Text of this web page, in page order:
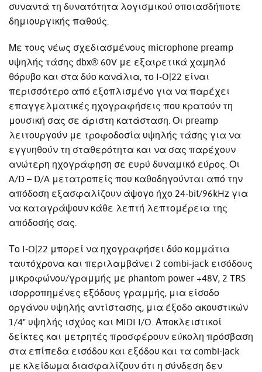
συναντά τη δυνατότητα λογισμικού οποιασδήποτε
δημιουργικής παθούς.
Με τους νέως σχεδιασμένους microphone preamp
υψηλής τάσης dbx® 60V με εξαιρετικά χαμηλό
θόρυβο και στα δύο κανάλια, το I-O|22 είναι
περισσότερο από εξοπλισμένο για να παρέχει
επαγγελματικές ηχογραφήσεις που κρατούν τη
μουσική σας σε άριστη κατάσταση. Οι preamp
λειτουργούν με τροφοδοσία υψηλής τάσης για να
εγγυηθούν τη σταθερότητα και να σας παρέχουν
ανώτερη ηχογράφηση σε ευρύ δυναμικό εύρος. Οι
A/D – D/A μετατροπείς που καθοδηγούνται από την
απόδοση εξασφαλίζουν άψογο ήχο 24-bit/96kHz για
να καταγράψουν κάθε λεπτή λεπτομέρεια της
απόδοσής σας.
Το I-O|22 μπορεί να ηχογραφήσει δύο κομμάτια
ταυτόχρονα και περιλαμβάνει 2 combi-jack εισόδους
μικροφώνου/γραμμής με phantom power +48V, 2 TRS
ισορροπημένες εξόδους γραμμής, μια είσοδο
οργάνου υψηλής αντίστασης, μια έξοδο ακουστικών
1/4" υψηλής ισχύος και MIDI I/O. Αποκλειστικοί
δείκτες και μετρητές προσφέρουν εύκολη πρόσβαση
στα επίπεδα εισόδου και εξόδου και τα combi-jack
με κλείδωμα διασφαλίζουν ότι η σύνδεση δεν